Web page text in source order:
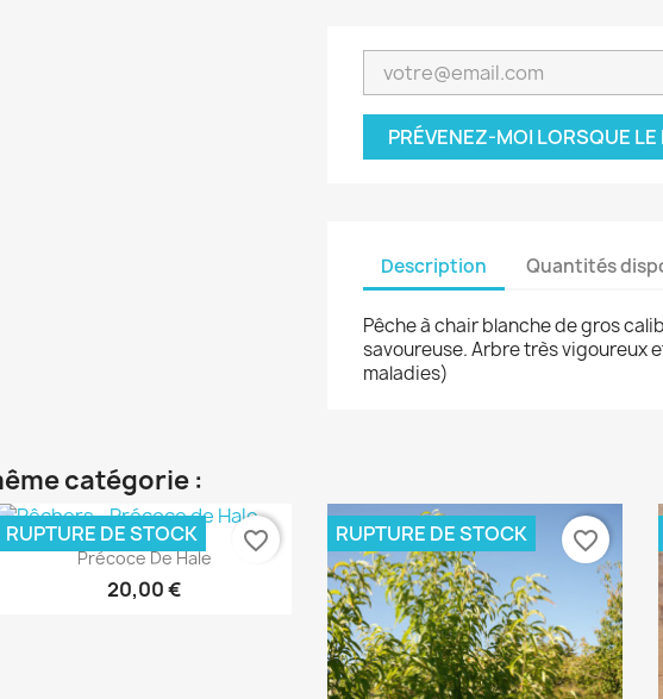
PRÉVENEZ-MOI LORSQUE
Description Quantités
Pêche à chair blanche de gros
savoureuse. Arbre très vigoureux
maladies)
catégorie :
Aperçu rapide
Précoce De Hale
20,00 €
RUPTURE DE STOCK favorite_border RUPTURE DE STOCK favorite_border